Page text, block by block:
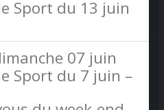
Sport du 13 juin
07 juin
Sport du 7 juin –